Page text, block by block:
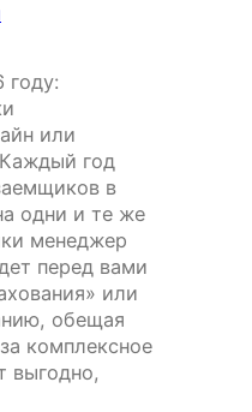
году:
или
год
в
одни и те же
менеджер
перед вами
или
обещая
комплексное
выгодно,